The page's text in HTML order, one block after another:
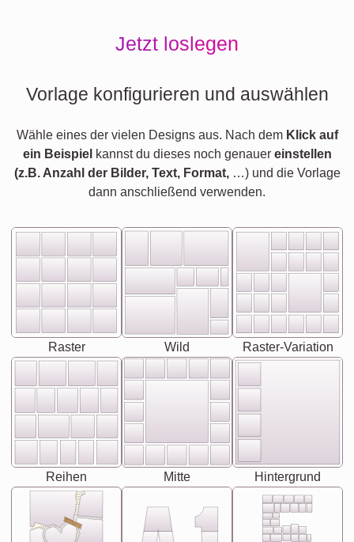
Jetzt loslegen
Vorlage konfigurieren und auswählen
Wähle eines der vielen Designs aus. Nach dem Klick auf
ein Beispiel kannst du dieses noch genauer einstellen
(z.B. Anzahl der Bilder, Text, Format,…) und die Vorlage
dann anschließend verwenden.
Raster Wild Raster-Variation
Reihen Mitte Hintergrund